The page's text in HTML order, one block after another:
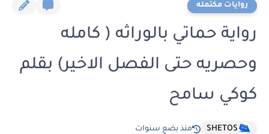
روايات مكتمله
رواية حماتي بالوراثه ( كامله
وحصريه حتى الفصل الاخير) بقلم
كوكي سامح
SHETOS منذ بضع سنوات